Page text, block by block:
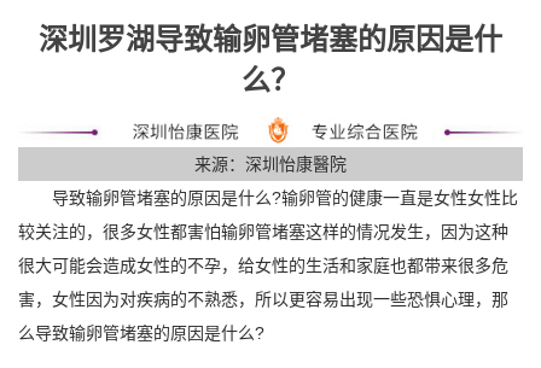
深圳罗湖导致输卵管堵塞的原因是什
么？
来源：深圳怡康醫院
导致输卵管堵塞的原因是什么?输卵管的健康一直是女性女性比
较关注的，很多女性都害怕输卵管堵塞这样的情况发生，因为这种
很大可能会造成女性的不孕，给女性的生活和家庭也都带来很多危
害，女性因为对疾病的不熟悉，所以更容易出现一些恐惧心理，那
么导致输卵管堵塞的原因是什么?